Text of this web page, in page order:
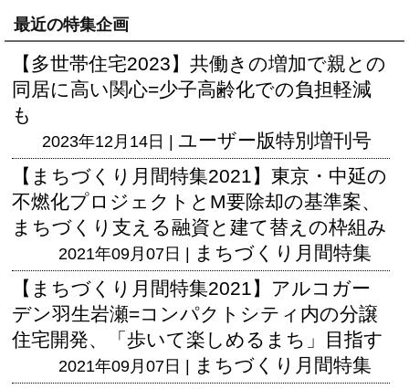
最近の特集企画
【多世帯住宅2023】共働きの増加で親との
同居に高い関心=少子高齢化での負担軽減
も
2023年12月14日 | ユーザー版特別増刊号
【まちづくり月間特集2021】東京・中延の
不燃化プロジェクトとM要除却の基準案、
まちづくり支える融資と建て替えの枠組み
2021年09月07日 |
まちづくり月間特集
【まちづくり月間特集2021】アルコガー
デン羽生岩瀬=コンパクトシティ内の分譲
住宅開発、「歩いて楽しめるまち」目指す
2021年09月07日 |
まちづくり月間特集